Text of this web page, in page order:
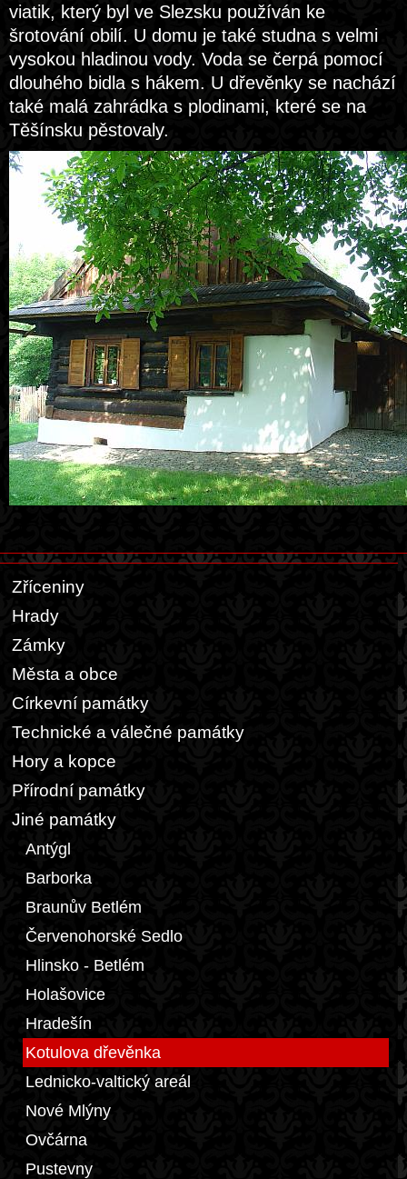
viatik, který byl ve Slezsku používán ke
šrotování obilí. U domu je také studna s velmi
vysokou hladinou vody. Voda se čerpá pomocí
dlouhého bidla s hákem. U dřevěnky se nachází
také malá zahrádka s plodinami, které se na
Těšínsku pěstovaly.
Zříceniny
Hrady
Zámky
Města a obce
Církevní památky
Technické a válečné památky
Hory a kopce
Přírodní památky
Jiné památky
Antýgl
Barborka
Braunův Betlém
Červenohorské Sedlo
Hlinsko - Betlém
Holašovice
Hradešín
Kotulova dřevěnka
Lednicko-valtický areál
Nové Mlýny
Ovčárna
Pustevny